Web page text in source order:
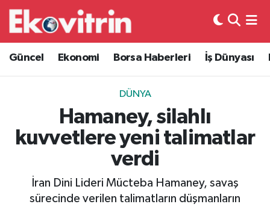
Güncel Ekonomi Borsa Haberleri İş Dünyası
DÜNYA
Hamaney, silahlı
kuvvetlere yeni talimatlar
verdi
İran Dini Lideri Mücteba Hamaney, savaş
sürecinde verilen talimatların düşmanların
Güncel
Ekonomi
Borsa Haberleri
İş Dünyası
Otovitrin
Hava Durumu
Trafik Durumu
Süper Lig Puan Durumu ve Fikstür
Tüm Manşetler
Son Dakika Haberleri
Haber Arşivi